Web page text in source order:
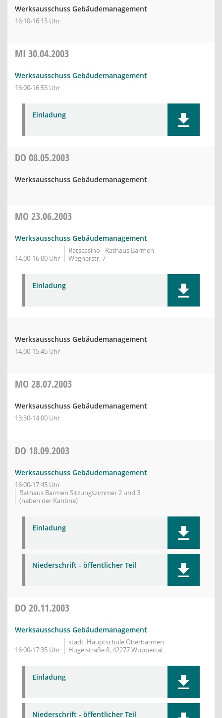
Werksausschuss Gebäudemanagement
16:10-16:15 Uhr
MI 30.04.2003
Werksausschuss Gebäudemanagement
16:00-16:55 Uhr
Einladung
DO 08.05.2003
Werksausschuss Gebäudemanagement
MO 23.06.2003
Werksausschuss Gebäudemanagement
14:00-16:00 Uhr
Ratscasino - Rathaus Barmen
Wegnerstr. 7
Einladung
Werksausschuss Gebäudemanagement
14:00-15:45 Uhr
MO 28.07.2003
Werksausschuss Gebäudemanagement
13:30-14:00 Uhr
DO 18.09.2003
Werksausschuss Gebäudemanagement
16:00-17:45 Uhr
Rathaus Barmen Sitzungszimmer 2 und 3
(neben der Kantine)
Einladung
Niederschrift - öffentlicher Teil
DO 20.11.2003
Werksausschuss Gebäudemanagement
16:00-17:35 Uhr
städt. Hauptschule Oberbarmen
Hügelstraße 8, 42277 Wuppertal
Einladung
Niederschrift - öffentlicher Teil